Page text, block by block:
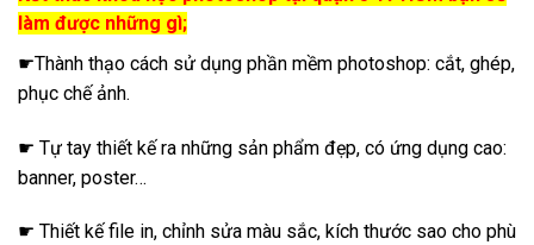
làm được những gì;
☛Thành thạo cách sử dụng phần mềm photoshop: cắt, ghép,
phục chế ảnh.
☛ Tự tay thiết kế ra những sản phẩm đẹp, có ứng dụng cao:
banner, poster…
☛ Thiết kế file in, chỉnh sửa màu sắc, kích thước sao cho phù